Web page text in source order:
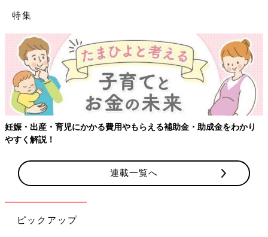
特集
妊娠・出産・育児にかかる費用やもらえる補助金・助成金をわかり
やすく解説！
連載一覧へ
ピックアップ